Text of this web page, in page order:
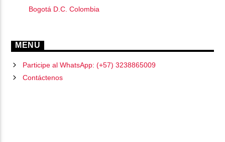
Bogotá D.C. Colombia
MENU
Participe al WhatsApp: (+57) 3238865009
Contáctenos